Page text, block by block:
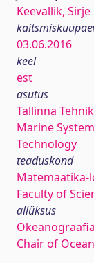
Keevallik, Sirje
03.06.2016
keel
est
asutus
Tallinna
Marine
Technology
teaduskond
Faculty of
allüksus
Chair of